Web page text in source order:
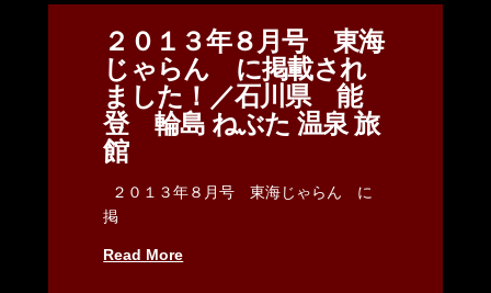
２０１３年８月号 東海
じゃらん に掲載され
ました！／石川県 能
登 輪島 ねぶた 温泉 旅
館
２０１３年８月号 東海じゃらん に
掲
Read More